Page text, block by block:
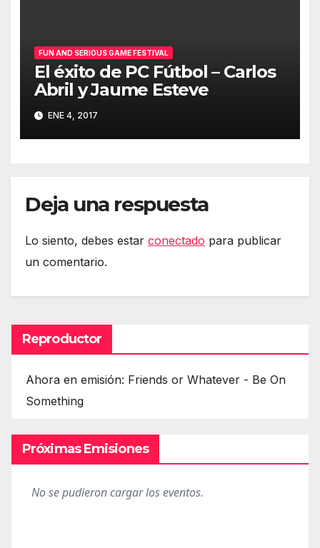
FUN AND SERIOUS GAME FESTIVAL
El éxito de PC Fútbol – Carlos
Abril y Jaume Esteve
ENE 4, 2017
Deja una respuesta
Lo siento, debes estar conectado para publicar
un comentario.
Reproductor
Ahora en emisión: Friends or Whatever - Be On
Something
Próximas Emisiones